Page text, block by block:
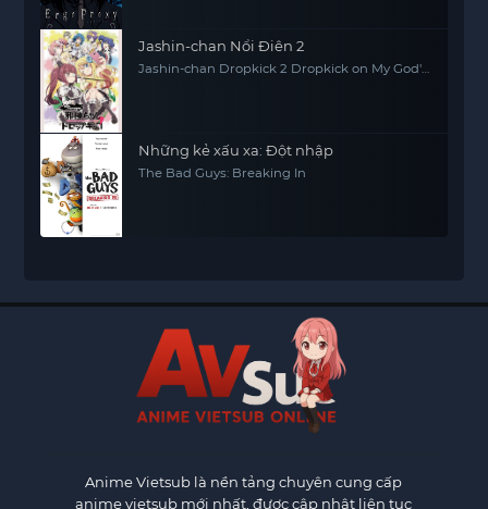
Jashin-chan Nổi Điên 2
Jashin-chan Dropkick 2 Dropkick on My God'
Những kẻ xấu xa: Đột nhập
The Bad Guys: Breaking In
Anime Vietsub là nền tảng chuyên cung cấp
anime vietsub mới nhất, được cập nhật liên tục